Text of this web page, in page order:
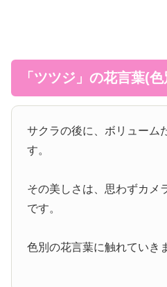
「ツツジ」の花言葉(色
サクラの後に、ボリューム
す。
その美しさは、思わずカメ
です。
色別の花言葉に触れていき